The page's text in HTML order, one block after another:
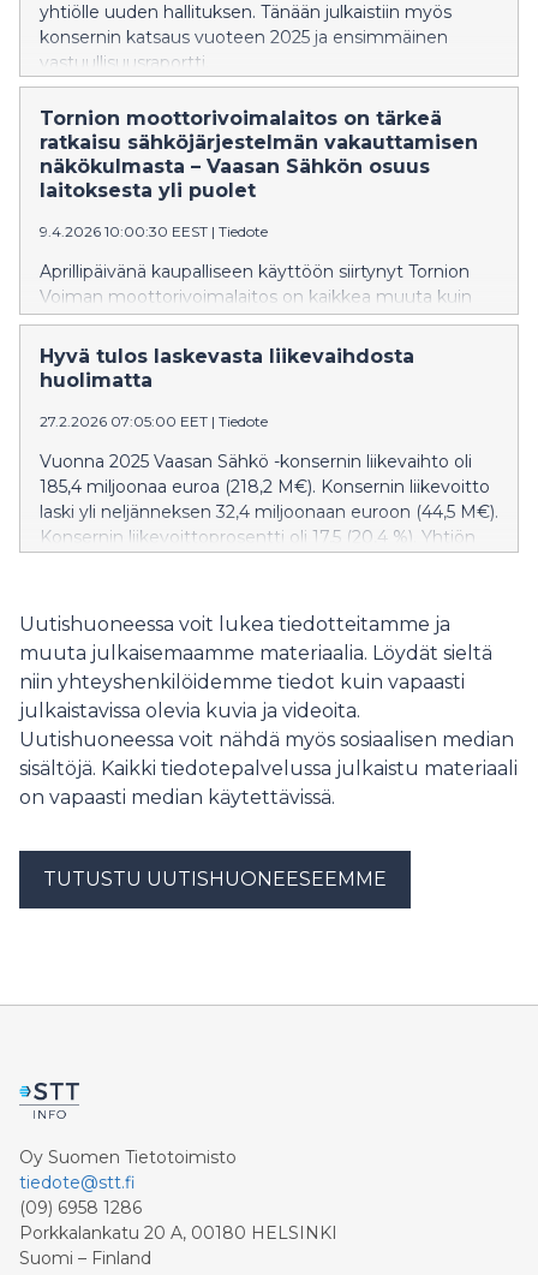
yhtiölle uuden hallituksen. Tänään julkaistiin myös
konsernin katsaus vuoteen 2025 ja ensimmäinen
vastuullisuusraportti.
Tornion moottorivoimalaitos on tärkeä
ratkaisu sähköjärjestelmän vakauttamisen
näkökulmasta – Vaasan Sähkön osuus
laitoksesta yli puolet
9.4.2026 10:00:30 EEST | Tiedote
Aprillipäivänä kaupalliseen käyttöön siirtynyt Tornion
Voiman moottorivoimalaitos on kaikkea muuta kuin
aprillipila. Vaasan Sähkön mukaan se on yksi tärkeä osa
voimakkaasti vaihtelevan sähkömarkkinan
vakauttamista. Yhtiöllä onkin iso rooli laitoksen
Hyvä tulos laskevasta liikevaihdosta
huolimatta
27.2.2026 07:05:00 EET | Tiedote
Vuonna 2025 Vaasan Sähkö -konsernin liikevaihto oli
185,4 miljoonaa euroa (218,2 M€). Konsernin liikevoitto
laski yli neljänneksen 32,4 miljoonaan euroon (44,5 M€).
Konsernin liikevoittoprosentti oli 17,5 (20,4 %). Yhtiön
18,5 miljoonaa euroa (37,2 M€).
Uutishuoneessa voit lukea tiedotteitamme ja
muuta julkaisemaamme materiaalia. Löydät sieltä
niin yhteyshenkilöidemme tiedot kuin vapaasti
julkaistavissa olevia kuvia ja videoita.
Uutishuoneessa voit nähdä myös sosiaalisen median
sisältöjä. Kaikki tiedotepalvelussa julkaistu materiaali
on vapaasti median käytettävissä.
TUTUSTU UUTISHUONEESEEMME
Oy Suomen Tietotoimisto
tiedote@stt.fi
(09) 6958 1286
Porkkalankatu 20 A, 00180 HELSINKI
Suomi – Finland